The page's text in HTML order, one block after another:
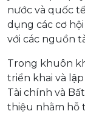
nước và quốc
dụng các cơ
với các nguồn
Trong khuôn
triển khai và
Tài chính và
thiệu nhằm hỗ